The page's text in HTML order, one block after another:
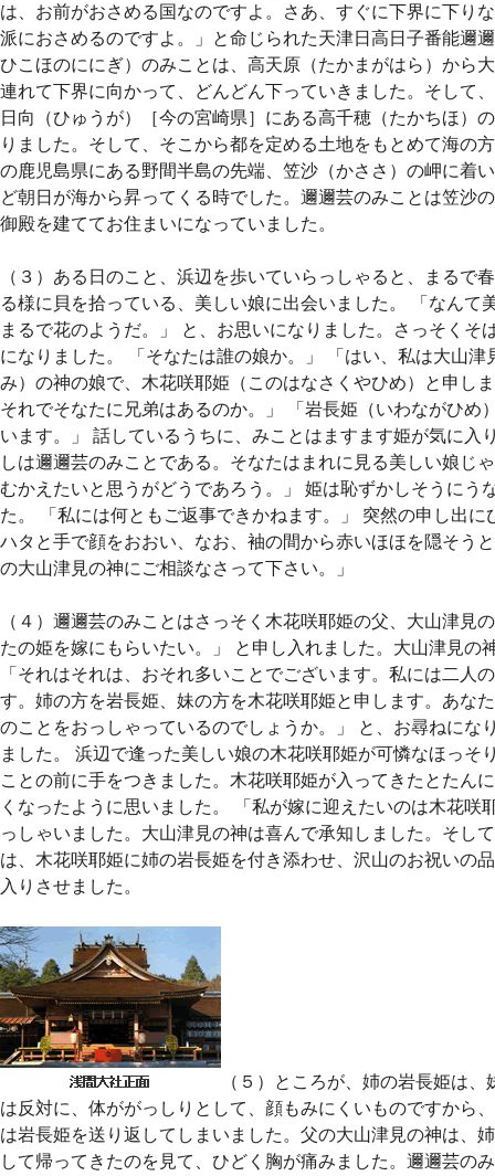
は、お前がおさめる国なのですよ。さあ、すぐに下界に下り
派におさめるのですよ。」と命じられた天津日高日子番能邇
ひこほのににぎ）のみことは、高天原（たかまがはら）から
連れて下界に向かって、どんどん下っていきました。そして
日向（ひゅうが）［今の宮崎県］にある高千穂（たかちほ）
りました。そして、そこから都を定める土地をもとめて海の
の鹿児島県にある野間半島の先端、笠沙（かささ）の岬に着
ど朝日が海から昇ってくる時でした。邇邇芸のみことは笠沙
御殿を建ててお住まいになっていました。
（３）ある日のこと、浜辺を歩いていらっしゃると、まるで
る様に貝を拾っている、美しい娘に出会いました。 「なんて
まるで花のようだ。」 と、お思いになりました。さっそくそ
になりました。 「そなたは誰の娘か。」 「はい、私は大山津
み）の神の娘で、木花咲耶姫（このはなさくやひめ）と申し
それでそなたに兄弟はあるのか。」 「岩長姫（いわながひめ
います。」 話しているうちに、みことはますます姫が気に入
しは邇邇芸のみことである。そなたはまれに見る美しい娘じ
むかえたいと思うがどうであろう。」 姫は恥ずかしそうにう
た。 「私には何ともご返事できかねます。」 突然の申し出に
ハタと手で顔をおおい、なお、袖の間から赤いほほを隠そう
の大山津見の神にご相談なさって下さい。」
（４）邇邇芸のみことはさっそく木花咲耶姫の父、大山津見
たの姫を嫁にもらいたい。」 と申し入れました。大山津見の
「それはそれは、おそれ多いことでございます。私には二人
す。姉の方を岩長姫、妹の方を木花咲耶姫と申します。あな
のことをおっしゃっているのでしょうか。」 と、お尋ねにな
ました。 浜辺で逢った美しい娘の木花咲耶姫が可憐なほっそ
ことの前に手をつきました。木花咲耶姫が入ってきたとたん
くなったように思いました。 「私が嫁に迎えたいのは木花咲
っしゃいました。大山津見の神は喜んで承知しました。そし
は、木花咲耶姫に姉の岩長姫を付き添わせ、沢山のお祝いの
入りさせました。
（５）ところが、姉の岩長姫は
は反対に、体ががっしりとして、顔もみにくいものですから
は岩長姫を送り返してしまいました。父の大山津見の神は、
して帰ってきたのを見て、ひどく胸が痛みました。邇邇芸の